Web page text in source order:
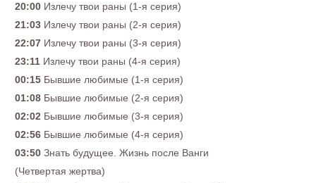
20:00 Излечу твои раны (1-я серия)
21:03 Излечу твои раны (2-я серия)
22:07 Излечу твои раны (3-я серия)
23:11 Излечу твои раны (4-я серия)
00:15 Бывшие любимые (1-я серия)
01:08 Бывшие любимые (2-я серия)
02:02 Бывшие любимые (3-я серия)
02:56 Бывшие любимые (4-я серия)
03:50 Знать будущее. Жизнь после Ванги
(Четвертая жертва)